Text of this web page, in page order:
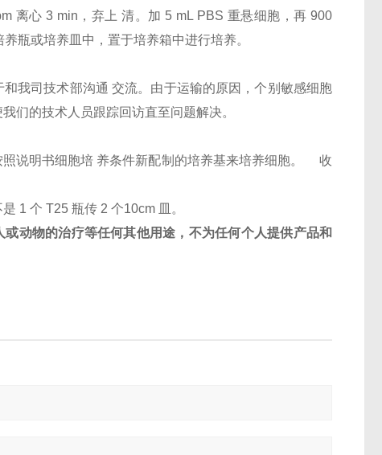
离心 3 min，弃上 清。加 5 mL PBS 重悬细胞，再 900
瓶或培养皿中，置于培养箱中进行培养。
我司技术部沟通 交流。由于运输的原因，个别敏感细胞
们的技术人员跟踪回访直至问题解决。
照说明书细胞培 养条件新配制的培养基来培养细胞。 收
1 个 T25 瓶传 2 个10cm 皿。
动物的治疗等任何其他用途，不为任何个人提供产品和